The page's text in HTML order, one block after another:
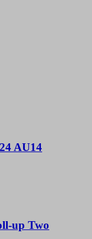
AU14
up Two